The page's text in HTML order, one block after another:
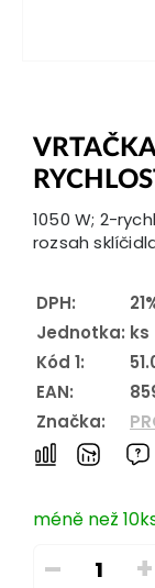
1050 W; 2-
rozsah
DPH:
Jednotka: ks
Kód 1:
EAN:
Značka:
méně než
– +